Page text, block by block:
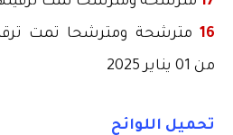
16 مترشحة ومترشحا تمت
من 01 يناير 2025
تحميل اللوائح